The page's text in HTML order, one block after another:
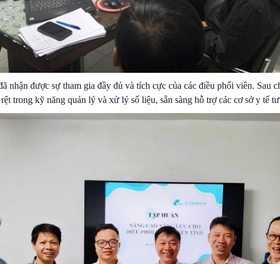
nhận được sự tham gia đầy đủ và tích cực của các điều phối viên. Sau
trong kỹ năng quản lý và xử lý số liệu, sẵn sàng hỗ trợ các cơ sở y tế